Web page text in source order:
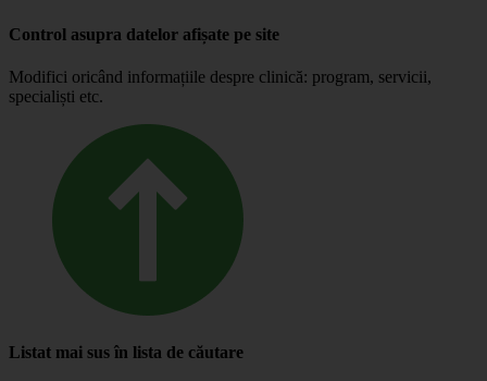
Control asupra datelor afișate pe site
Modifici oricând informațiile despre clinică: program, servicii,
specialiști etc.
Listat mai sus în lista de căutare